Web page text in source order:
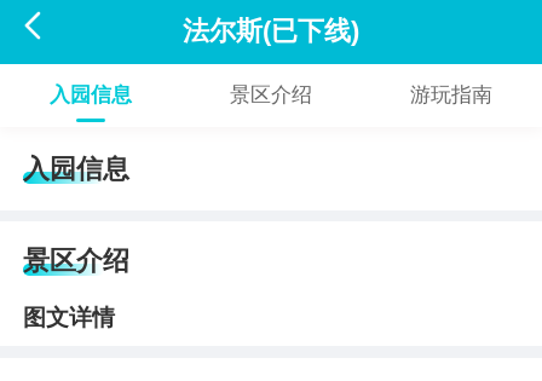
 法尔斯(已下线)
入园信息 景区介绍 游玩指南
入园信息
景区介绍
图文详情